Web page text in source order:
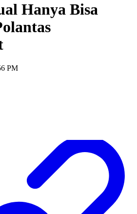
Hanya Bisa
PM